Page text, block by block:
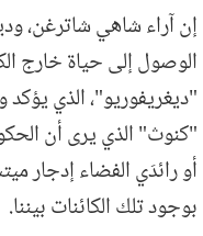
إن آراء شاهي شاترغن،
الوصول إلى حياة خارج
"ديغريفوريو"، الذي يؤكد
"كنوث" الذي يرى أن
أو رائدَي الفضاء إدجار
بوجود تلك الكائنات بيننا.